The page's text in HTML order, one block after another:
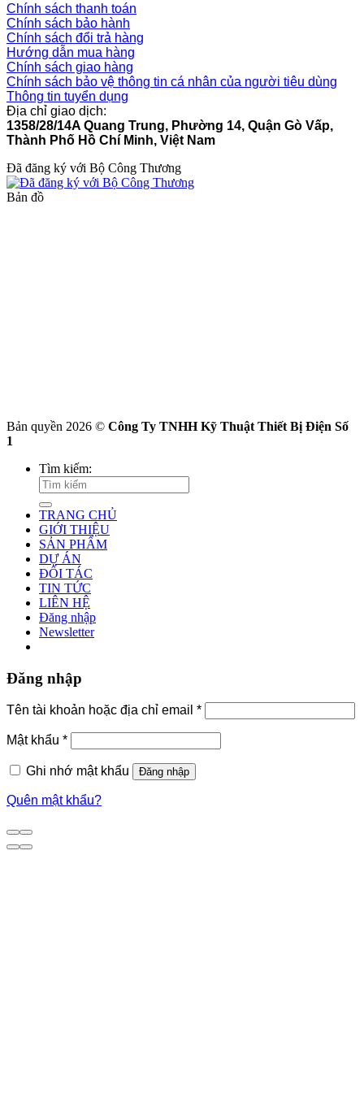
Chính sách thanh toán
Chính sách bảo hành
Chính sách đổi trả hàng
Hướng dẫn mua hàng
Chính sách giao hàng
Chính sách bảo vệ thông tin cá nhân của người tiêu dùng
Thông tin tuyển dụng
Địa chỉ giao dịch:
1358/28/14A Quang Trung, Phường 14, Quận Gò Vấp,
Thành Phố Hồ Chí Minh, Việt Nam
Đã đăng ký với Bộ Công Thương
Bản đồ
Bản quyền 2026 © Công Ty TNHH Kỹ Thuật Thiết Bị Điện Số
1
Tìm kiếm:
TRANG CHỦ
GIỚI THIỆU
SẢN PHẨM
DỰ ÁN
ĐỐI TÁC
TIN TỨC
LIÊN HỆ
Đăng nhập
Newsletter
Đăng nhập
Tên tài khoản hoặc địa chỉ email *
Mật khẩu *
Ghi nhớ mật khẩu Đăng nhập
Quên mật khẩu?